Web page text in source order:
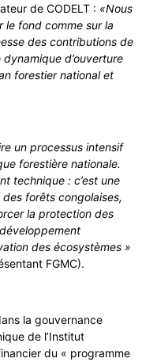
de CODELT : «Nous
le fond comme sur la
des contributions de
d’ouverture
forestier national et
un processus intensif
forestière nationale.
technique : c’est une
forêts congolaises,
la protection des
des écosystèmes »
FGMC).
la gouvernance
de l’Institut
du « programme